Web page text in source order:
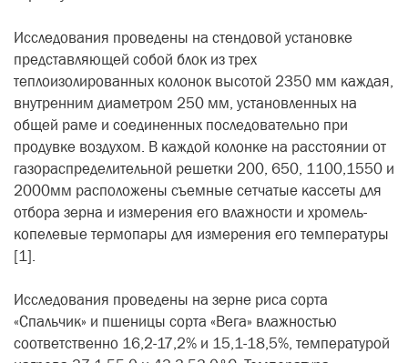
Исследования проведены на стендовой установке
представляющей собой блок из трех
теплоизолированных колонок высотой 2350 мм каждая,
внутренним диаметром 250 мм, установленных на
общей раме и соединенных последовательно при
продувке воздухом. В каждой колонке на расстоянии от
газораспределительной решетки 200, 650, 1100,1550 и
2000мм расположены съемные сетчатые кассеты для
отбора зерна и измерения его влажности и хромель-
копелевые термопары для измерения его температуры
[1].
Исследования проведены на зерне риса сорта
«Спальчик» и пшеницы сорта «Вега» влажностью
соответственно 16,2-17,2% и 15,1-18,5%, температурой